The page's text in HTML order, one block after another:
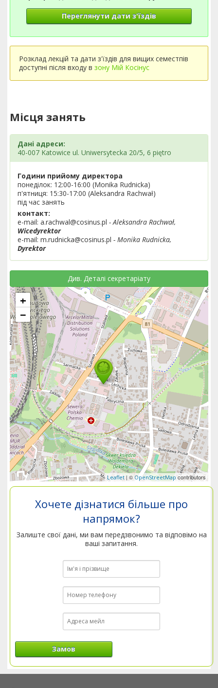
Переглянути дати з'їздів
Розклад лекцій та дати з'їздів для вищих семестпів
доступні після входу в зону Мій Косінус
Місця занять
Дані адреси:
40-007 Katowice ul. Uniwersytecka 20/5, 6 piętro
Години прийому директора
понеділок: 12:00-16:00 (Monika Rudnicka)
п'ятниця: 15:30-17:00 (Aleksandra Rachwał)
під час занять
контакт:
e-mail: a.rachwal@cosinus.pl - Aleksandra Rachwał,
Wicedyrektor
e-mail: m.rudnicka@cosinus.pl - Monika Rudnicka,
Dyrektor
Див. Деталі секретаріату
+
−
Leaflet | ©OpenStreetMap contributors
Хочете дізнатися більше про
напрямок?
Залиште свої дані, ми вам передзвонимо та відповімо на
ваші запитання.
Замов